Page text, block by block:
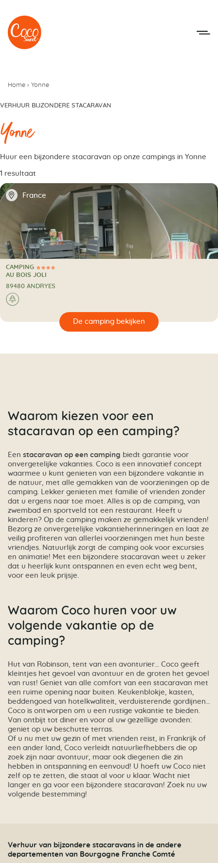
Naar het menu
Naar de inhoudsopgave
Home › Yonne
VERHUUR BIJZONDERE STACARAVAN
Yonne
Huur een bijzondere stacaravan op onze campings in Yonne
1 resultaat
📍 France
4 Sterren
CAMPING
CAMPING
AU BOIS JOLI
89480 ANDRYES
🌲
🔍
Waarom kiezen voor een
stacaravan op een camping?
Een stacaravan op een camping biedt garantie voor
onvergetelijke vakanties. Coco is een innovatief concept
waarmee u kunt genieten van een bijzondere vakantie in
de natuur, met alle gemakken van de voorzieningen op de
camping. Lekker genieten met familie of vrienden zonder
dat u ergens naar toe moet. Alles is op de camping, van
zwembad en sportveld tot een restaurant. Heeft u
kinderen? Op de camping maken ze gemakkelijk vrienden!
Bezorg ze onvergetelijke vakantieherinneringen en laat ze
veilig profiteren van allerlei voorzieningen met hun beste
vriendjes. Natuurlijk zorgt de camping ook voor excursies
en animatie! Met een bijzondere stacaravan weet u zeker
dat u heerlijk kunt ontspannen en even echt weg bent,
voor een leuk prijsje.
Waarom Coco huren voor uw
volgende vakantie op de
camping?
Hut van Robinson, tent van een avonturier… Coco geeft
kleintjes het gevoel van avontuur en de groten het gevoel
van rust! Geniet van alle comfort van een stacaravan met
een ruime opening naar buiten. Keukenblokje, kasten,
beddengoed van hotelkwaliteit, verduisterende gordijnen…
Coco is ontworpen om u een rustige vakantie te bieden.
Van ontbijt tot diner en voor al uw gezellige avonden:
geniet op uw beschutte terras.
Of u nu met uw gezin of met vrienden reist, in Frankrijk of
een ander land, Coco verleidt natuurliefhebbers die op
zoek zijn naar avontuur, maar ook diegenen die zin
hebben in ontspanning en eenvoud! U hoeft uw Coco niet
zelf op te zetten, die staat al voor u klaar. Wacht niet
langer en ga voor een bijzondere stacaravan! Zoek nu uw
volgende bestemming!
Verhuur van bijzondere stacaravans in de andere
departementen van Bourgogne Franche Comté